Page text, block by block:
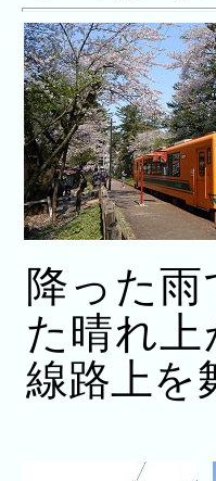
降った
た晴れ
線路上を